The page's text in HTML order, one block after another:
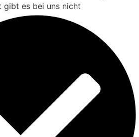
gibt es bei uns nicht